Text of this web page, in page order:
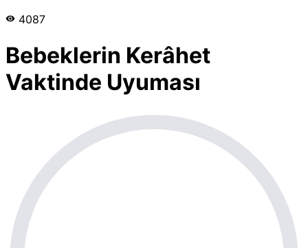
4087
Bebeklerin Kerâhet
Vaktinde Uyuması